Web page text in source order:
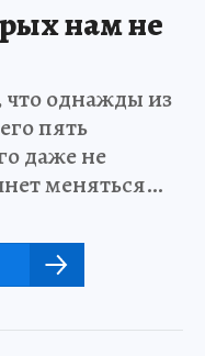
нам не
что однажды из
пять
даже не
меняться…